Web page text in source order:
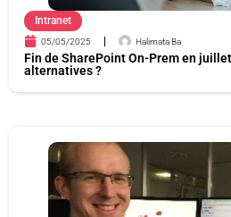
Intranet
05/05/2025 Halimata Ba
Fin de SharePoint On-Prem en
alternatives ?​